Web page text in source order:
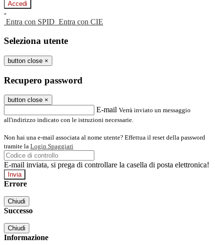
-
Entra con SPID Entra con CIE
Seleziona utente
button close ×
Recupero password
button close ×
E-mail Verrà inviato un messaggio
all'indirizzo indicato con le istruzioni necessarie.
Non hai una e-mail associata al nome utente? Effettua il reset della password
tramite la Login Spaggiari
E-mail inviata, si prega di controllare la casella di posta elettronica!
Errore
Chiudi
Successo
Chiudi
Informazione